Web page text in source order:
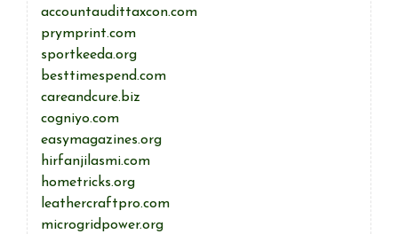
accountaudittaxcon.com
prymprint.com
sportkeeda.org
besttimespend.com
careandcure.biz
cogniyo.com
easymagazines.org
hirfanjilasmi.com
hometricks.org
leathercraftpro.com
microgridpower.org